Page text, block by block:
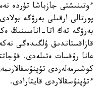
ءوتىنىشتى جازباشا تۇردە
پورتالى ارقىلى بەرۋگە
بەرۋگە تەك اتا-اناسىنىڭ
قازاقستاندىق ۇلگىدەگى
عانا رۇقسات ەتىلەدى.
كوشىرمەلەردى
ءتۇپنۇسقالاردى قايتارادى.